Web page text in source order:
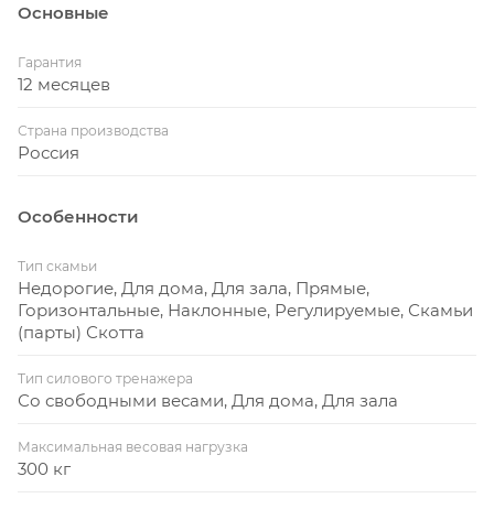
Основные
Гарантия
12 месяцев
Страна производства
Россия
Особенности
Тип скамьи
Недорогие, Для дома, Для зала, Прямые,
Горизонтальные, Наклонные, Регулируемые, Скамьи
(парты) Скотта
Тип силового тренажера
Со свободными весами, Для дома, Для зала
Максимальная весовая нагрузка
300 кг